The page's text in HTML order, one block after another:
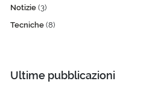
Notizie (3)
Tecniche (8)
Ultime pubblicazioni